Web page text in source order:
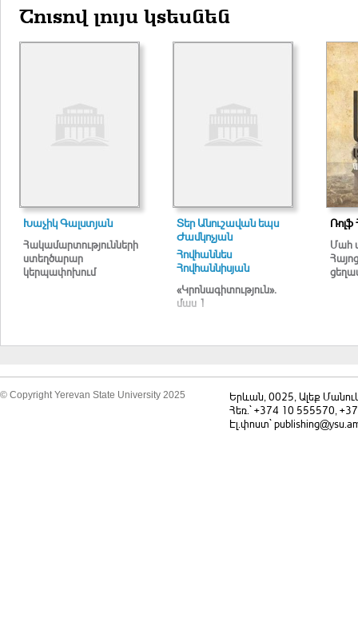
Շուտով լույս կտեսնեն
Խաչիկ Գալստյան
Հակամարտությունների
ստեղծարար
կերպափոխում
Տեր Անուշավան եպս
Ժամկոչյան
Հովհաննես
Հովհաննիսյան
«Կրոնագիտություն».
մաս 1
Ռոլֆ
Մահ
Հայոց
© Copyright Yerevan State University 2025
Երևան, 0025, Ալեք
Հեռ.` +374 10 555570,
Էլ.փոստ`